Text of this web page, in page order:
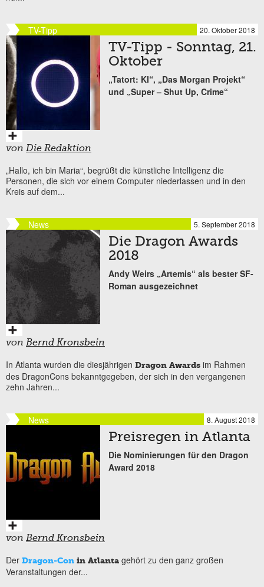
TV-Tipp 20. Oktober 2018
TV-Tipp - Sonntag, 21.
Oktober
„Tatort: KI“, „Das Morgan Projekt“
und „Super – Shut Up, Crime“
von Die Redaktion
„Hallo, ich bin Maria“, begrüßt die künstliche Intelligenz die
Personen, die sich vor einem Computer niederlassen und in den
Kreis auf dem...
News 5. September 2018
Die Dragon Awards
2018
Andy Weirs „Artemis“ als bester SF-
Roman ausgezeichnet
von Bernd Kronsbein
In Atlanta wurden die diesjährigen Dragon Awards im Rahmen
des DragonCons bekanntgegeben, der sich in den vergangenen
zehn Jahren...
News 8. August 2018
Preisregen in Atlanta
Die Nominierungen für den Dragon
Award 2018
von Bernd Kronsbein
Der Dragon-Con in Atlanta gehört zu den ganz großen
Veranstaltungen der...